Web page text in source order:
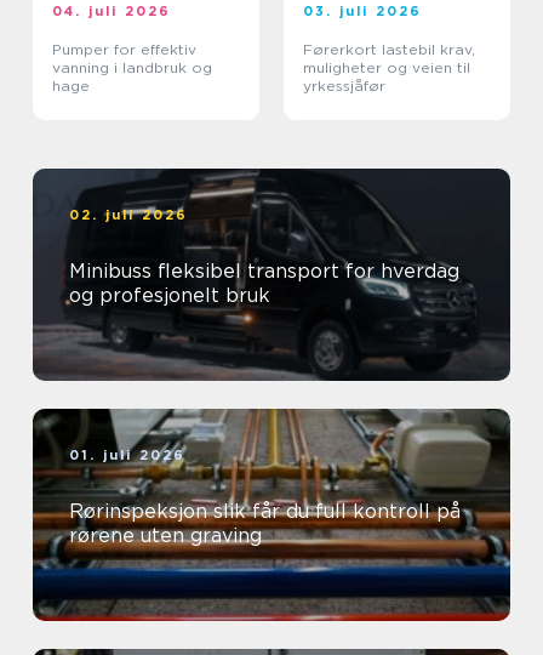
04. juli 2026
Pumper for effektiv
vanning i landbruk og
hage
03. juli 2026
Førerkort lastebil krav,
muligheter og veien til
yrkessjåfør
02. juli 2026
Minibuss fleksibel transport for hverdag
og profesjonelt bruk
01. juli 2026
Rørinspeksjon slik får du full kontroll på
rørene uten graving